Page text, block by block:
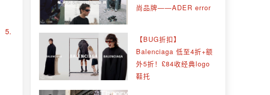
5.
尚品牌——ADER error
【BUG折扣】
Balenciaga 低至4折+额
外5折！£84收经典logo
鞋托